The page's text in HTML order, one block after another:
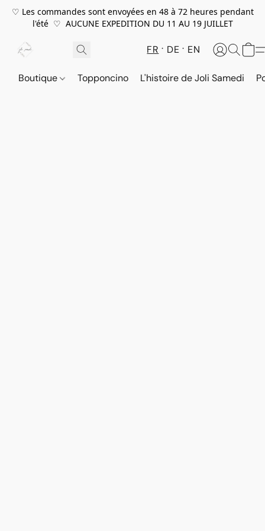
♡ Les commandes sont envoyées en 48 à 72 heures pendant
l'été ♡ AUCUNE EXPEDITION DU 11 AU 19 JUILLET
FR DE EN
Boutique Topponcino L'histoire de Joli Samedi